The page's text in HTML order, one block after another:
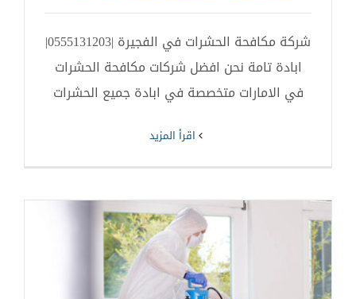
شركة مكافحة الحشرات في الفجيرة |0555131203|
ابادة تامة نحن افضل شركات مكافحة الحشرات
في الامارات متخصصة في ابادة جميع الحشرات